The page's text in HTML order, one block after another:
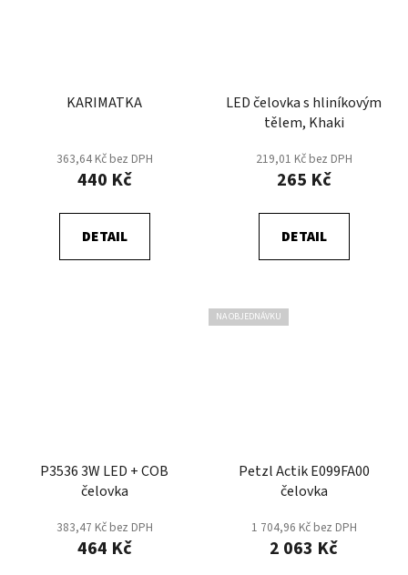
KARIMATKA
363,64 Kč bez DPH
440 Kč
DETAIL
LED čelovka s hliníkovým
tělem, Khaki
219,01 Kč bez DPH
265 Kč
DETAIL
P3536 3W LED + COB
čelovka
383,47 Kč bez DPH
464 Kč
NA OBJEDNÁVKU
Petzl Actik E099FA00
čelovka
1 704,96 Kč bez DPH
2 063 Kč